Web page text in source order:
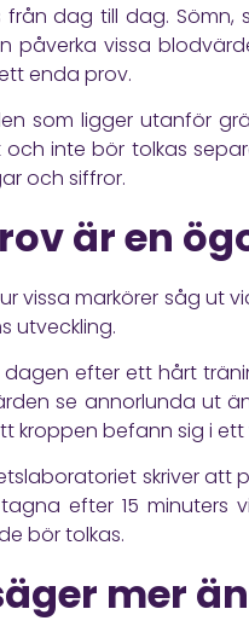
dag till dag. Sömn,
påverka vissa
enda prov.
som ligger utanför
inte bör tolkas
och siffror.
är en
vissa markörer såg ut
utveckling.
efter ett hårt
se annorlunda ut
kroppen befann sig i ett
skriver att
efter 15 minuters
bör tolkas.
mer